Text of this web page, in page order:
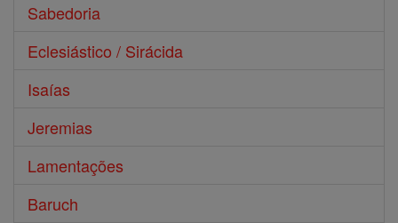
Sabedoria
Eclesiástico / Sirácida
Isaías
Jeremias
Lamentações
Baruch